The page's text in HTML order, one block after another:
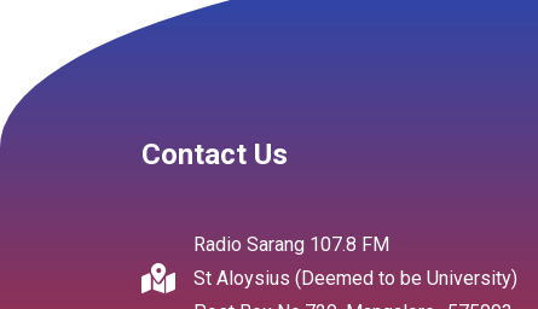
Contact Us
Radio Sarang 107.8 FM
St Aloysius (Deemed to be University)